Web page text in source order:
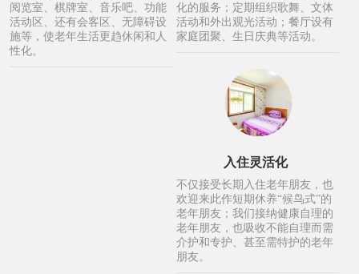
阅览室、棋牌室、音乐吧、功能
活动区、还有会客区、无障碍设
施等，使老年生活更趋休闲和人
性化。
化的服务；定期组织歌舞、文体
活动和外出观光活动；餐厅设有
家庭团聚、生日庆典等活动。
入住灵活化
不仅接受长期入住老年朋友，也
欢迎来此作短期休养“候鸟式”的
老年朋友；我们接纳健康自理的
老年朋友，也吸收不能自理而需
介护和专护、甚至需特护的老年
朋友。